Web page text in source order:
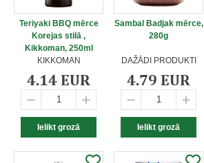
Teriyaki BBQ mērce
Korejas stilā ,
Kikkoman, 250ml
KIKKOMAN
4.14 EUR
Sambal Badjak mērce,
280g
DAŽĀDI PRODUKTI
4.79 EUR